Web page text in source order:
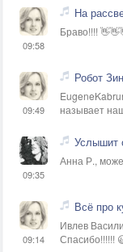
09:58
На
Браво!!!!
09:49
Робот
называет
09:35
Услышит
Анна Р.,
09:14
Всё про
Ивлев
Спасибо!!!!!!